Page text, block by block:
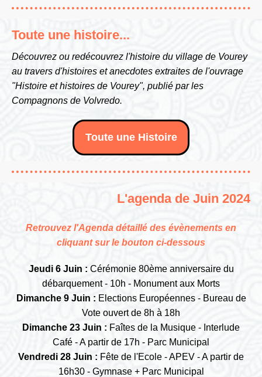
Toute une histoire...
Découvrez ou redécouvrez l'histoire du village de Vourey
au travers d'histoires et anecdotes extraites de l'ouvrage
"Histoire et histoires de Vourey", publié par les
Compagnons de Volvredo.
Toute une Histoire
L'agenda de Juin 2024
Retrouvez l'Agenda détaillé des évènements en
cliquant sur le bouton ci-dessous
Jeudi 6 Juin : Cérémonie 80ème anniversaire du
débarquement - 10h - Monument aux Morts
Dimanche 9 Juin : Elections Européennes - Bureau de
Vote ouvert de 8h à 18h
Dimanche 23 Juin : Faîtes de la Musique - Interlude
Café - A partir de 17h - Parc Municipal
Vendredi 28 Juin : Fête de l'Ecole - APEV - A partir de
16h30 - Gymnase + Parc Municipal